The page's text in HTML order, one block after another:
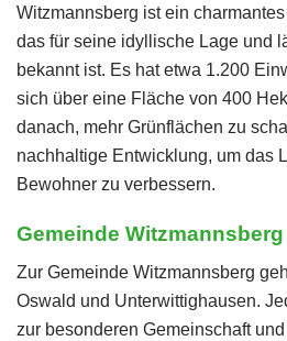
Witzmannsberg ist ein
das für seine idyllische Lage und
bekannt ist. Es hat etwa 1.200
sich über eine Fläche von 400
danach, mehr Grünflächen zu
nachhaltige Entwicklung, um das
Bewohner zu verbessern.
Gemeinde Witzmannsberg
Zur Gemeinde Witzmannsberg
Oswald und Unterwittighausen.
zur besonderen Gemeinschaft